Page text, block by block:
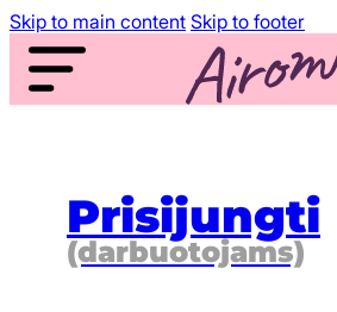
Skip to main content Skip to footer
Prisijungti
(darbuotojams)